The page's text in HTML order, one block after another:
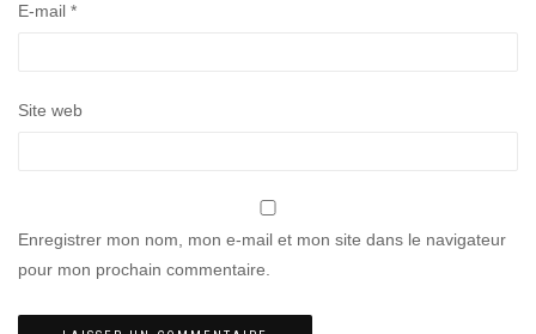
E-mail *
Site web
Enregistrer mon nom, mon e-mail et mon site dans le navigateur
pour mon prochain commentaire.